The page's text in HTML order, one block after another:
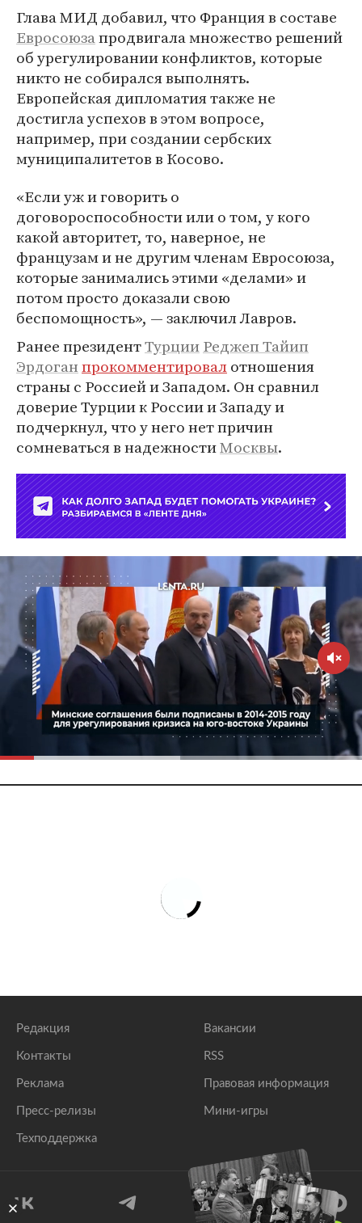
Глава МИД добавил, что Франция в составе
Евросоюзапродвигала множество решений
об урегулировании конфликтов, которые
никто не собирался выполнять.
Европейская дипломатия также не
достигла успехов в этом вопросе,
например, при создании сербских
муниципалитетов в Косово.
«Если уж и говорить о
договороспособности или о том, у кого
какой авторитет, то, наверное, не
французам и не другим членам Евросоюза,
которые занимались этими «делами» и
потом просто доказали свою
беспомощность», — заключил Лавров.
Ранее президентТурцииРеджеп Тайип
Эрдоганпрокомментировалотношения
страны с Россией и Западом. Он сравнил
доверие Турции к России и Западу и
подчеркнул, что у него нет причин
сомневаться в надежностиМосквы.
Редакция
Контакты
Реклама
Пресс-релизы
Техподдержка
Вакансии
RSS
Правовая информация
Мини-игры